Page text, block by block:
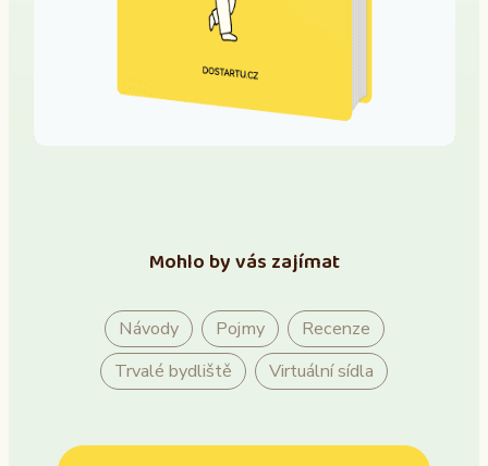
Mohlo by vás zajímat
Návody Pojmy
Recenze
Trvalé bydliště
Virtuální sídla